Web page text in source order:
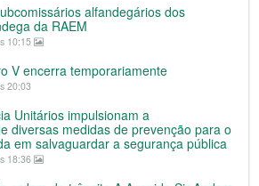
alfandegários dos
da RAEM
10:15
V encerra temporariamente
20:03
Unitários impulsionam a
diversas medidas de prevenção para o
em salvaguardar a segurança pública
18:36